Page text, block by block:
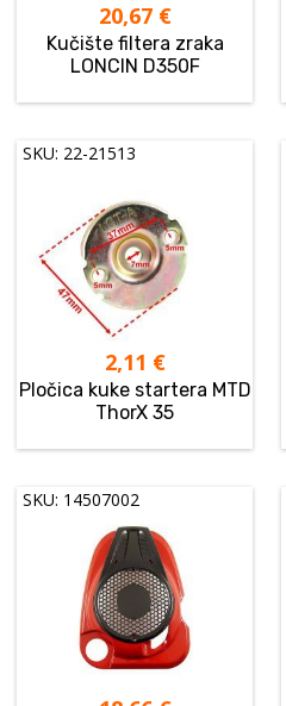
20,67 €
Kučište filtera zraka
LONCIN D350F
SKU: 22-21513
2,11 €
Pločica kuke startera MTD
ThorX 35
SKU: 14507002